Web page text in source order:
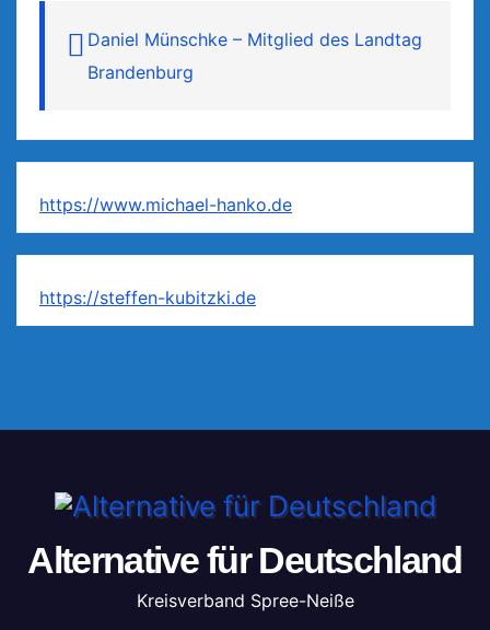
Daniel Münschke – Mitglied des Landtag
Brandenburg
https://www.michael-hanko.de
https://steffen-kubitzki.de
Alternative für Deutschland
Kreisverband Spree-Neiße